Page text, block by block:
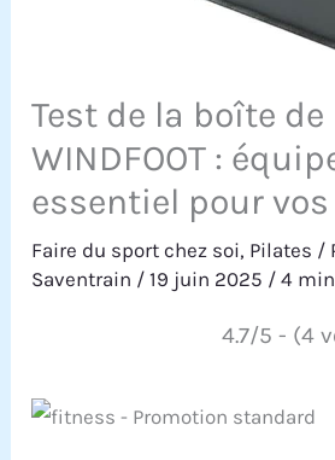
Test de la boîte
WINDFOOT :
essentiel pour
Faire du sport chez soi, Pilates /
Saventrain /19 juin 2025 /4
4.7/5 - (4